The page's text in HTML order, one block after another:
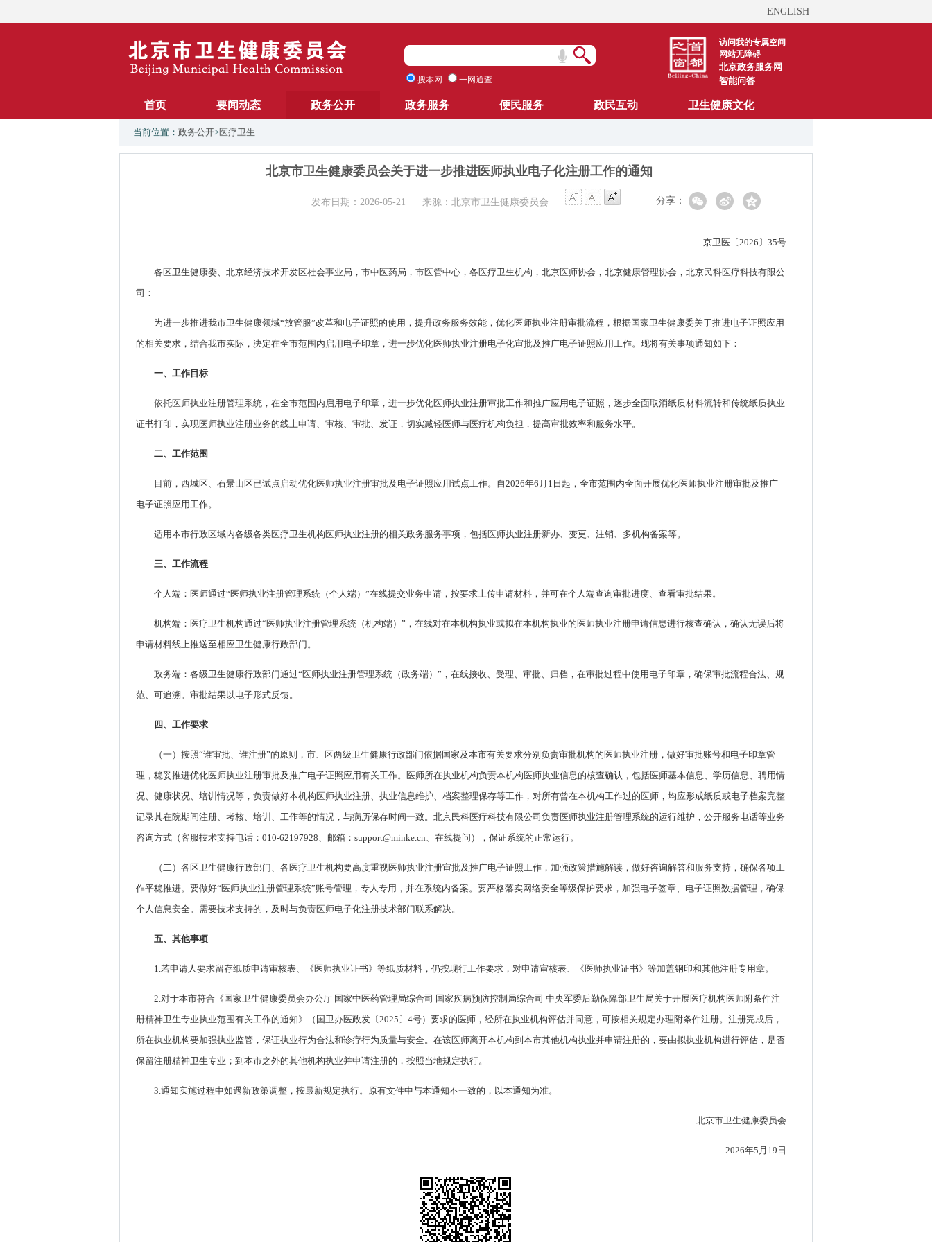
ENGLISH
访问我的专属空间
网站无障碍
北京政务服务网
智能问答
搜本网 一网通查
首页 要闻动态 政务公开 政务服务 便民服务 政民互动 卫生健康文化
当前位置： 政务公开>医疗卫生
北京市卫生健康委员会关于进一步推进医师执业电子化注册工作的通知
发布日期：2026-05-21 来源：北京市卫生健康委员会 分享：
京卫医〔2026〕35号
各区卫生健康委、北京经济技术开发区社会事业局，市中医药局，市医管中心，各医疗卫生机构，北京医师协会，北京健康管理协会，北京民科医疗科技有限公
司：
为进一步推进我市卫生健康领域“放管服”改革和电子证照的使用，提升政务服务效能，优化医师执业注册审批流程，根据国家卫生健康委关于推进电子证照应用
的相关要求，结合我市实际，决定在全市范围内启用电子印章，进一步优化医师执业注册电子化审批及推广电子证照应用工作。现将有关事项通知如下：
一、工作目标
依托医师执业注册管理系统，在全市范围内启用电子印章，进一步优化医师执业注册审批工作和推广应用电子证照，逐步全面取消纸质材料流转和传统纸质执业
证书打印，实现医师执业注册业务的线上申请、审核、审批、发证，切实减轻医师与医疗机构负担，提高审批效率和服务水平。
二、工作范围
目前，西城区、石景山区已试点启动优化医师执业注册审批及电子证照应用试点工作。自2026年6月1日起，全市范围内全面开展优化医师执业注册审批及推广
电子证照应用工作。
适用本市行政区域内各级各类医疗卫生机构医师执业注册的相关政务服务事项，包括医师执业注册新办、变更、注销、多机构备案等。
三、工作流程
个人端：医师通过“医师执业注册管理系统（个人端）”在线提交业务申请，按要求上传申请材料，并可在个人端查询审批进度、查看审批结果。
机构端：医疗卫生机构通过“医师执业注册管理系统（机构端）”，在线对在本机构执业或拟在本机构执业的医师执业注册申请信息进行核查确认，确认无误后将
申请材料线上推送至相应卫生健康行政部门。
政务端：各级卫生健康行政部门通过“医师执业注册管理系统（政务端）”，在线接收、受理、审批、归档，在审批过程中使用电子印章，确保审批流程合法、规
范、可追溯。审批结果以电子形式反馈。
四、工作要求
（一）按照“谁审批、谁注册”的原则，市、区两级卫生健康行政部门依据国家及本市有关要求分别负责审批机构的医师执业注册，做好审批账号和电子印章管
理，稳妥推进优化医师执业注册审批及推广电子证照应用有关工作。医师所在执业机构负责本机构医师执业信息的核查确认，包括医师基本信息、学历信息、聘用情
况、健康状况、培训情况等，负责做好本机构医师执业注册、执业信息维护、档案整理保存等工作，对所有曾在本机构工作过的医师，均应形成纸质或电子档案完整
记录其在院期间注册、考核、培训、工作等的情况，与病历保存时间一致。北京民科医疗科技有限公司负责医师执业注册管理系统的运行维护，公开服务电话等业务
咨询方式（客服技术支持电话：010-62197928、邮箱：support@minke.cn、在线提问），保证系统的正常运行。
（二）各区卫生健康行政部门、各医疗卫生机构要高度重视医师执业注册审批及推广电子证照工作，加强政策措施解读，做好咨询解答和服务支持，确保各项工
作平稳推进。要做好“医师执业注册管理系统”账号管理，专人专用，并在系统内备案。要严格落实网络安全等级保护要求，加强电子签章、电子证照数据管理，确保
个人信息安全。需要技术支持的，及时与负责医师电子化注册技术部门联系解决。
五、其他事项
1.若申请人要求留存纸质申请审核表、《医师执业证书》等纸质材料，仍按现行工作要求，对申请审核表、《医师执业证书》等加盖钢印和其他注册专用章。
2.对于本市符合《国家卫生健康委员会办公厅 国家中医药管理局综合司 国家疾病预防控制局综合司 中央军委后勤保障部卫生局关于开展医疗机构医师附条件注
册精神卫生专业执业范围有关工作的通知》（国卫办医政发〔2025〕4号）要求的医师，经所在执业机构评估并同意，可按相关规定办理附条件注册。注册完成后，
所在执业机构要加强执业监管，保证执业行为合法和诊疗行为质量与安全。在该医师离开本机构到本市其他机构执业并申请注册的，要由拟执业机构进行评估，是否
保留注册精神卫生专业；到本市之外的其他机构执业并申请注册的，按照当地规定执行。
3.通知实施过程中如遇新政策调整，按最新规定执行。原有文件中与本通知不一致的，以本通知为准。
北京市卫生健康委员会
2026年5月19日